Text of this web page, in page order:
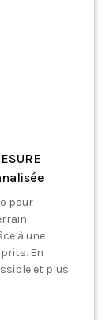
pour
à une
En
et plus